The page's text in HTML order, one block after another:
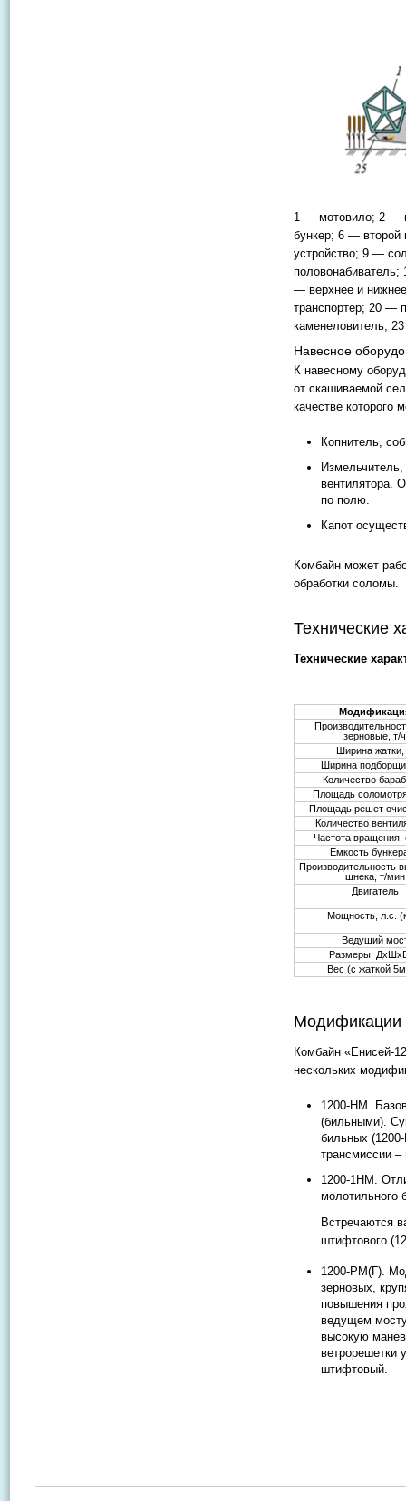
1 — мотовило; 2 —
бункер; 6 —
устройство; 9 —
— верхнее и
транспортер; 20 —
каменеловитель;
Навесное
К навесному
от скашиваемой
качестве которого
Копнитель,
вентилятора.
по полю.
Капот
Комбайн может
обработки соломы.
Технические
Технические
зерновые, т/ч
Ширина
Ширина
Количество
Площадь
Площадь решет
Количество
Частота вращения,
Емкость
Производительность
шнека, т/мин
Двигатель
Мощность, л.с.
Ведущий
Размеры,
Вес (с жаткой
Модификации
Комбайн «Енисей-
нескольких
1200-НМ.
(бильными).
бильных
трансмиссии –
1200-1НМ.
молотильного
Встречаются
штифтового
1200-РМ(Г).
зерновых,
повышения
ведущем
высокую
ветрорешетки
штифтовый.